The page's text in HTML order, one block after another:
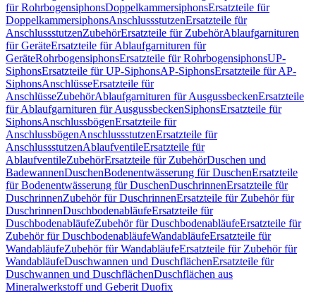
für RohrbogensiphonsDoppelkammersiphonsErsatzteile für
DoppelkammersiphonsAnschlussstutzenErsatzteile für
AnschlussstutzenZubehörErsatzteile für ZubehörAblaufgarnituren
für GeräteErsatzteile für Ablaufgarnituren für
GeräteRohrbogensiphonsErsatzteile für RohrbogensiphonsUP-
SiphonsErsatzteile für UP-SiphonsAP-SiphonsErsatzteile für AP-
SiphonsAnschlüsseErsatzteile für
AnschlüsseZubehörAblaufgarnituren für AusgussbeckenErsatzteile
für Ablaufgarnituren für AusgussbeckenSiphonsErsatzteile für
SiphonsAnschlussbögenErsatzteile für
AnschlussbögenAnschlussstutzenErsatzteile für
AnschlussstutzenAblaufventileErsatzteile für
AblaufventileZubehörErsatzteile für ZubehörDuschen und
BadewannenDuschenBodenentwässerung für DuschenErsatzteile
für Bodenentwässerung für DuschenDuschrinnenErsatzteile für
DuschrinnenZubehör für DuschrinnenErsatzteile für Zubehör für
DuschrinnenDuschbodenabläufeErsatzteile für
DuschbodenabläufeZubehör für DuschbodenabläufeErsatzteile für
Zubehör für DuschbodenabläufeWandabläufeErsatzteile für
WandabläufeZubehör für WandabläufeErsatzteile für Zubehör für
WandabläufeDuschwannen und DuschflächenErsatzteile für
Duschwannen und DuschflächenDuschflächen aus
Mineralwerkstoff und Geberit Duofix